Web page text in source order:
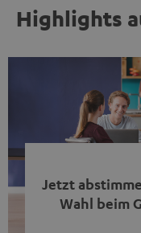
Highlights
Jetzt
Wahl beim